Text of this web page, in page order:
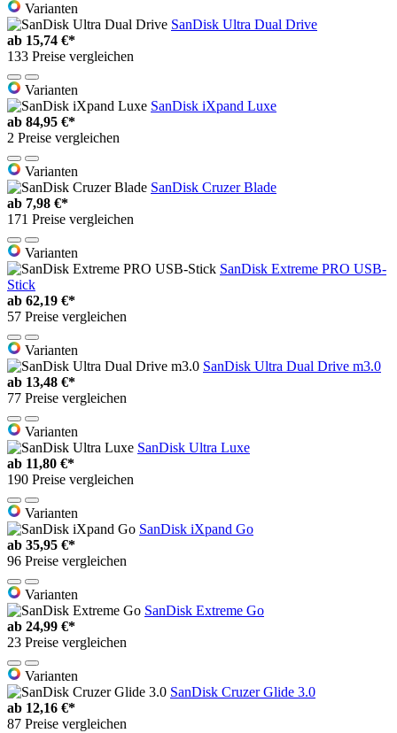
Varianten
SanDisk Ultra Dual Drive
ab 15,74 €*
133 Preise vergleichen
Varianten
SanDisk iXpand Luxe
ab 84,95 €*
2 Preise vergleichen
Varianten
SanDisk Cruzer Blade
ab 7,98 €*
171 Preise vergleichen
Varianten
SanDisk Extreme PRO USB-
Stick
ab 62,19 €*
57 Preise vergleichen
Varianten
SanDisk Ultra Dual Drive m3.0
ab 13,48 €*
77 Preise vergleichen
Varianten
SanDisk Ultra Luxe
ab 11,80 €*
190 Preise vergleichen
Varianten
SanDisk iXpand Go
ab 35,95 €*
96 Preise vergleichen
Varianten
SanDisk Extreme Go
ab 24,99 €*
23 Preise vergleichen
Varianten
SanDisk Cruzer Glide 3.0
ab 12,16 €*
87 Preise vergleichen